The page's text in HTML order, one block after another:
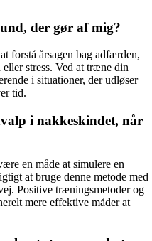
der gør af mig?
forstå årsagen bag adfærden,
stress. Ved at træne din
i situationer, der udløser
tid.
i nakkeskindet, når
en måde at simulere en
at bruge denne metode med
Positive træningsmetoder og
mere effektive måder at